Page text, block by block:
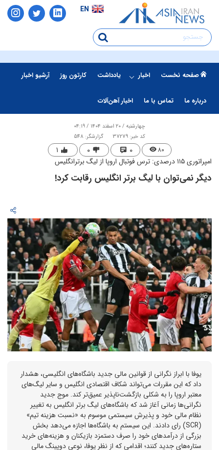
EN
صفحه نخست اخبار یادداشت کارتون روز آرشیو اخبار
درباره ما تماس با ما اخبار آهن‌آلات
چهارشنبه / ۲۰ اسفند ۱۴۰۴ / ۰۴:۱۹
کد خبر: 37279
گزارشگر: 548
۸۰ ۰ ۰ ۱
امپراتوری ۱۱۵ درصدی: ترس فوتبال اروپا از لیگ برترانگلیس
دیگر نمی‌توان با لیگ برتر انگلیس رقابت کرد!
یوفا با ابراز نگرانی از قوانین مالی جدید باشگاه‌های انگلیسی، هشدار
داد که این مقررات می‌تواند شکاف اقتصادی انگلیس و سایر لیگ‌های
معتبر اروپا را به شکلی بازگشت‌ناپذیر عمیق‌تر کند. موج جدید
نگرانی‌ها زمانی آغاز شد که باشگاه‌های لیگ برتر انگلیس به تغییر
نظام مالی خود و پذیرش سیستمی موسوم به «نسبت هزینه تیم»
(SCR) رای دادند. این سیستم به باشگاه‌ها اجازه می‌دهد بخش
بزرگی از درآمدهای خود را صرف دستمزد بازیکنان و هزینه‌های خرید
ستاره‌های جدید کنند؛ اقدامی که از نظر یوفا، نوعی دوپینگ مالی